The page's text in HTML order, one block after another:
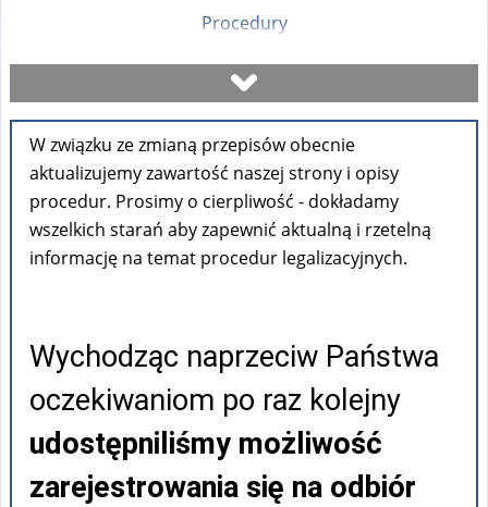
Procedury
Umów się na wizytę
Sprawdź stan sprawy
Formularze
FAQ
Pouczenia
W związku ze zmianą przepisów obecnie
aktualizujemy zawartość naszej strony i opisy
procedur. Prosimy o cierpliwość - dokładamy
wszelkich starań aby zapewnić aktualną i rzetelną
informację na temat procedur legalizacyjnych.
Wychodząc naprzeciw Państwa
oczekiwaniom po raz kolejny
udostępniliśmy możliwość
zarejestrowania się na odbiór